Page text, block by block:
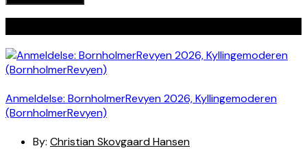
Anmeldelse: BornholmerRevyen 2026, Kyllingemoderen
(BornholmerRevyen)
By: Christian Skovgaard Hansen